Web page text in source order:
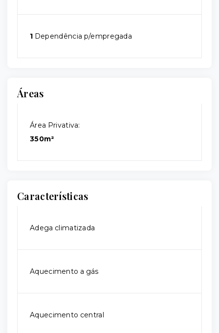
1 Dependência p/empregada
Áreas
Área Privativa:
350m²
Características
Adega climatizada
Aquecimento a gás
Aquecimento central